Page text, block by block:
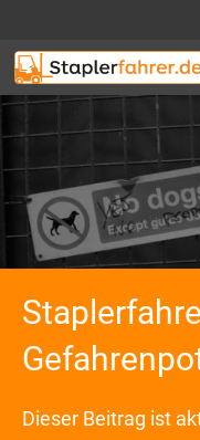
Dieser Beitrag ist